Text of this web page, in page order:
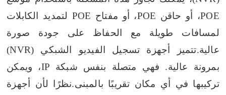
POE، أو حاقن POE، أو مفتاح POE لتمديد الكابلات
لمسافات طويلة مع الحفاظ على جودة صورة
عالية.
تتميز أجهزة تسجيل الفيديو الشبكي (NVR)
بمرونة عالية. فهي متصلة بنفس شبكة IP، ويمكن
تركيبها في أي مكان تقريبًا بالمبنى.نظرًا لأن أجهزة